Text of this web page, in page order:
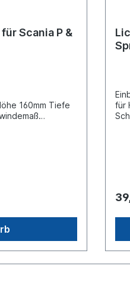
Scania P &
160mm Tiefe
mit
E-Typ-
vereint alle
diese Leuchte
für